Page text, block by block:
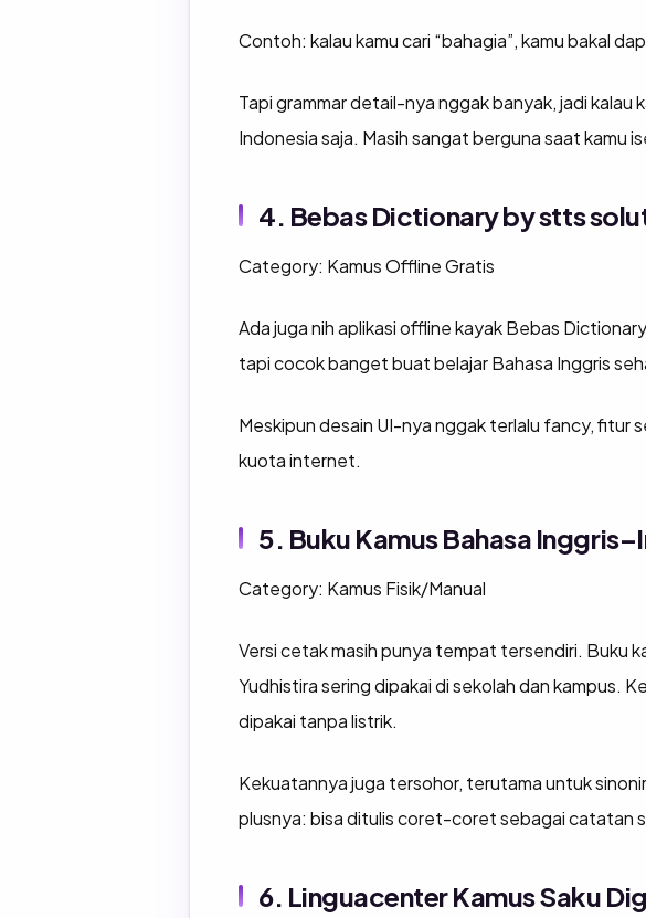
Contoh: kalau kamu cari “bahagia”, kamu bakal
Tapi grammar detail-nya nggak banyak, jadi kalau
Indonesia saja. Masih sangat berguna saat kamu
4. Bebas Dictionary by stts
Category: Kamus Offline Gratis
Ada juga nih aplikasi offline kayak Bebas
tapi cocok banget buat belajar Bahasa Inggris
Meskipun desain UI-nya nggak terlalu fancy, fitur
kuota internet.
5. Buku Kamus Bahasa
Category: Kamus Fisik/Manual
Versi cetak masih punya tempat tersendiri. Buku
Yudhistira sering dipakai di sekolah dan kampus.
dipakai tanpa listrik.
Kekuatannya juga tersohor, terutama untuk
plusnya: bisa ditulis coret-coret sebagai catatan
6. Linguacenter Kamus Saku